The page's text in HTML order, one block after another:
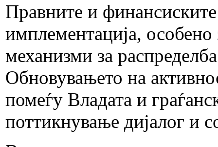
Правните и
имплементација, особено
механизми за
Обновувањето на
помеѓу Владата и
поттикнување дијалог и